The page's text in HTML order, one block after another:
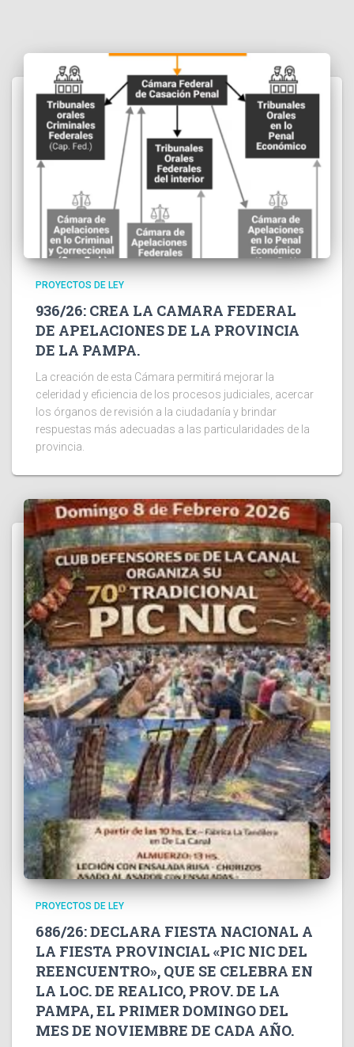
PROYECTOS DE LEY
936/26: CREA LA CAMARA FEDERAL
DE APELACIONES DE LA PROVINCIA
DE LA PAMPA.
La creación de esta Cámara permitirá mejorar la
celeridad y eficiencia de los procesos judiciales, acercar
los órganos de revisión a la ciudadanía y brindar
respuestas más adecuadas a las particularidades de la
provincia.
PROYECTOS DE LEY
686/26: DECLARA FIESTA NACIONAL A
LA FIESTA PROVINCIAL «PIC NIC DEL
REENCUENTRO», QUE SE CELEBRA EN
LA LOC. DE REALICO, PROV. DE LA
PAMPA, EL PRIMER DOMINGO DEL
MES DE NOVIEMBRE DE CADA AÑO.